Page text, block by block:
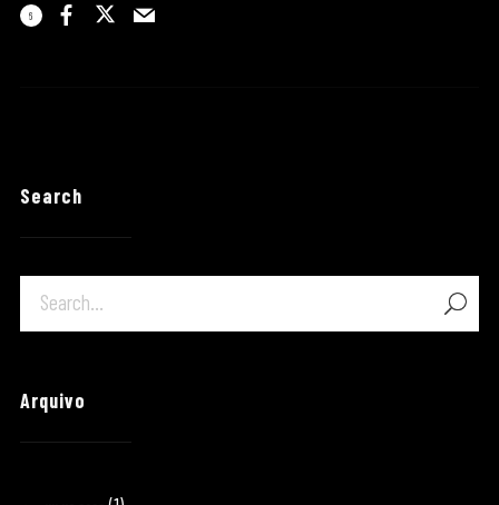
6
Search
Arquivo